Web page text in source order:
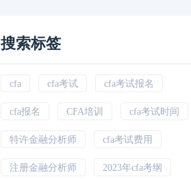
搜索标签
cfa cfa考试 cfa考试报名
cfa报名 CFA培训 cfa考试时间
特许金融分析师 cfa考试费用
注册金融分析师 2023年cfa考纲